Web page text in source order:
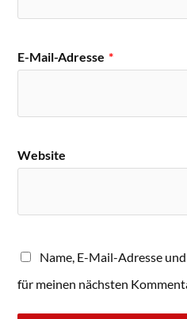
E-Mail-Adresse *
Website
Name, E-Mail-Adresse
für meinen nächsten